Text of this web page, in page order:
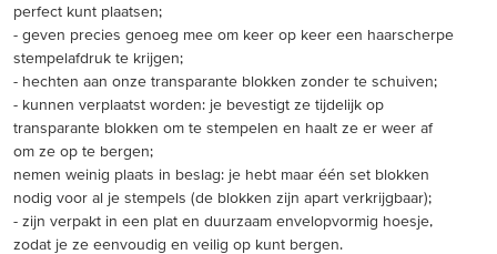
perfect kunt plaatsen;
- geven precies genoeg mee om keer op keer een haarscherpe
stempelafdruk te krijgen;
- hechten aan onze transparante blokken zonder te schuiven;
- kunnen verplaatst worden: je bevestigt ze tijdelijk op
transparante blokken om te stempelen en haalt ze er weer af
om ze op te bergen;
nemen weinig plaats in beslag: je hebt maar één set blokken
nodig voor al je stempels (de blokken zijn apart verkrijgbaar);
- zijn verpakt in een plat en duurzaam envelopvormig hoesje,
zodat je ze eenvoudig en veilig op kunt bergen.